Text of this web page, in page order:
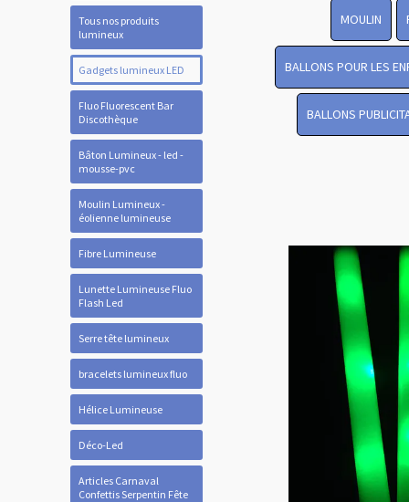
Tous nos produits
lumineux
Gadgets lumineux LED
Fluo Fluorescent Bar
Discothèque
Bâton Lumineux - led -
mousse-pvc
Moulin Lumineux -
éolienne lumineuse
Fibre Lumineuse
Lunette Lumineuse Fluo
Flash Led
Serre tête lumineux
bracelets lumineux fluo
Hélice Lumineuse
Déco-Led
Articles Carnaval
Confettis Serpentin Fête
MOULIN
BALLONS POUR LES
BALLONS